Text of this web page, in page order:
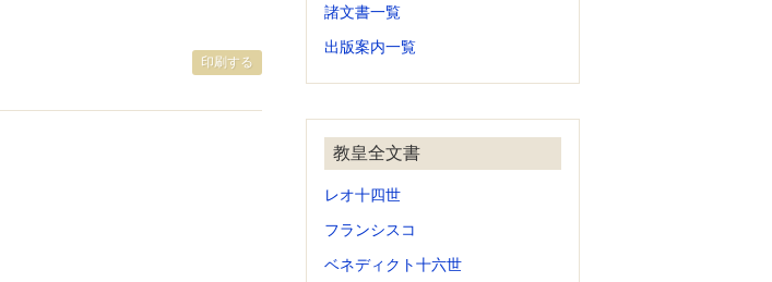
印刷する
諸文書一覧
出版案内一覧
教皇全文書
レオ十四世
フランシスコ
ベネディクト十六世